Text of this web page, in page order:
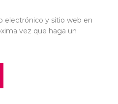
electrónico y sitio web en
vez que haga un